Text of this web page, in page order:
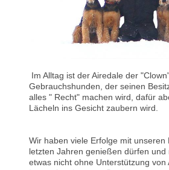
Im Alltag ist der Airedale der
Gebrauchshunden, der seinen
alles " Recht" machen wird, dafür
Lächeln ins Gesicht zaubern wird.
Wir haben viele Erfolge mit unseren
letzten Jahren genießen dürfen und
etwas nicht ohne Unterstützung von